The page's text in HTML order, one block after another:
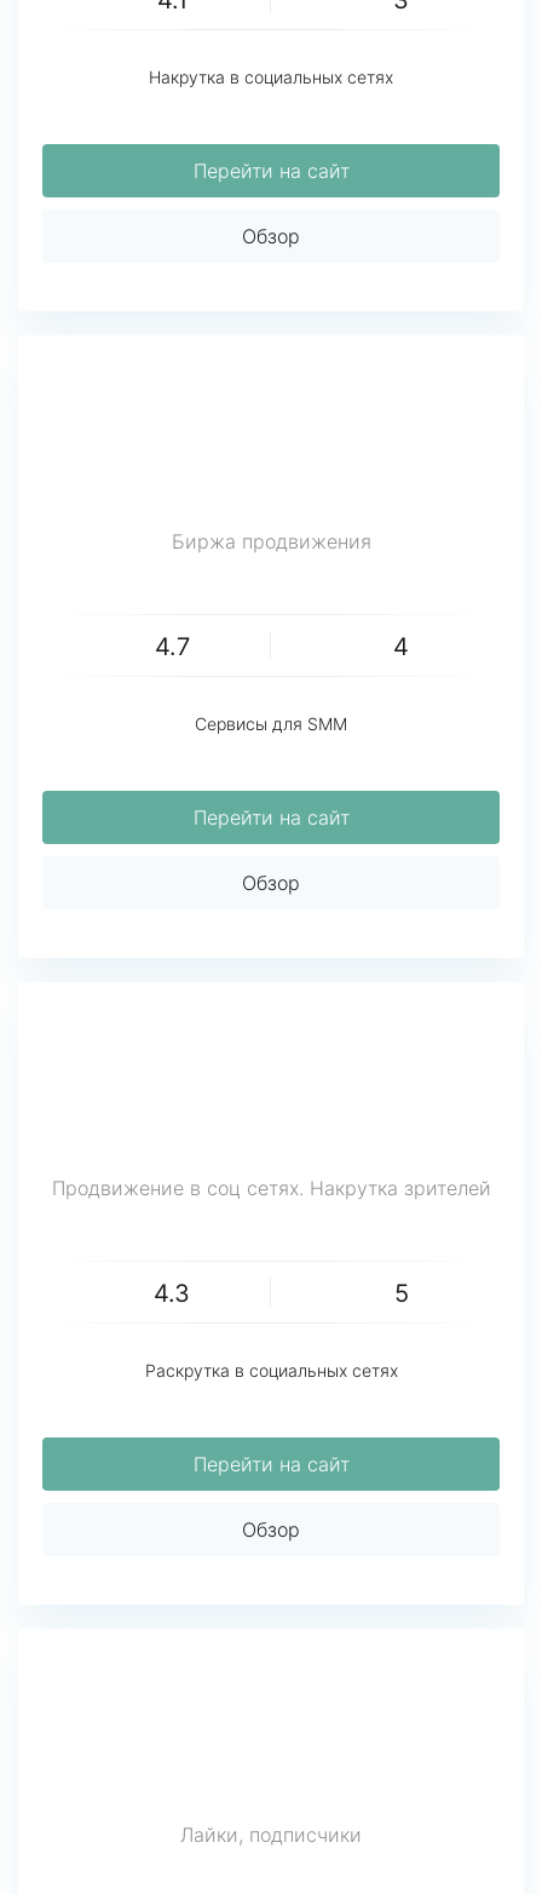
Накрутка в социальных сетях
Перейти на сайт
Обзор
Биржа продвижения
4.7 4
Сервисы для SMM
Перейти на сайт
Обзор
Продвижение в соц сетях. Накрутка зрителей
4.3 5
Раскрутка в социальных сетях
Перейти на сайт
Обзор
Лайки, подписчики